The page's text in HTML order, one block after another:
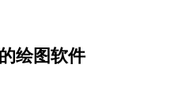
绘图软件